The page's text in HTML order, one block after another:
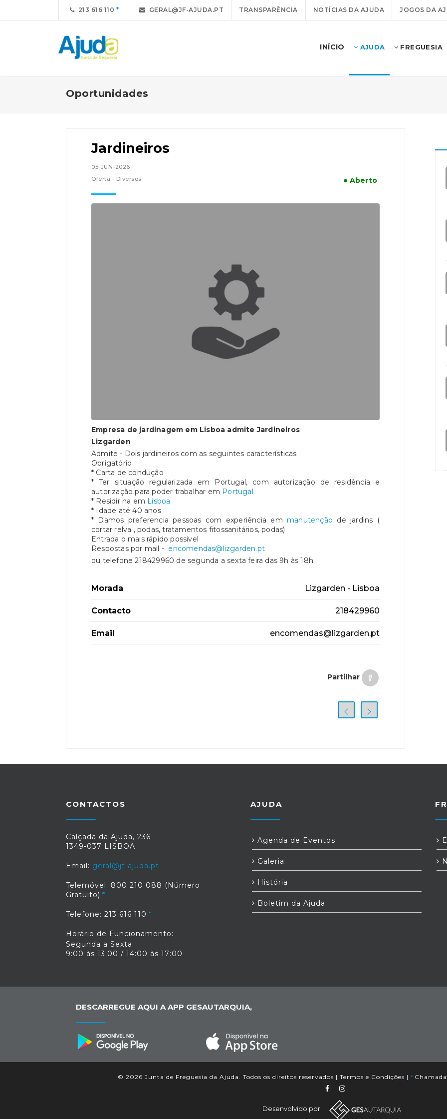
213 616 110 GERAL@JF-AJUDA.PT TRANSPARÊNCIA NOTÍCIAS DA AJUDA JOGOS DA
INÍCIO AJUDA FREGUESIA
Oportunidades
Jardineiros
05-JUN-2026
Oferta - Diversos
● Aberto
Empresa de jardinagem em Lisboa admite Jardineiros
Lizgarden
Admite - Dois jardineiros com as seguintes características
Obrigatório
* Carta de condução
* Ter situação regularizada em Portugal, com autorização de residência e
autorização para poder trabalhar em Portugal
* Residir na em Lisboa
* Idade até 40 anos
* Damos preferencia pessoas com experiência emmanutenção de jardins (
cortar relva , podas, tratamentos fitossanitários, podas)
Entrada o mais rápido possivel
Respostas por mail - encomendas@lizgarden.pt
ou telefone 218429960 de segunda a sexta feira das 9h às 18h .
Morada Lizgarden - Lisboa
Contacto 218429960
Email encomendas@lizgarden.pt
Partilhar
CONTACTOS
Calçada da Ajuda, 236
1349-037 LISBOA
Email: geral@jf-ajuda.pt
Telemóvel: 800 210 088 (Número
Gratuito)
Telefone: 213 616 110
Horário de Funcionamento:
Segunda a Sexta:
9:00 às 13:00 / 14:00 às 17:00
AJUDA
Agenda de Eventos
Galeria
História
Boletim da Ajuda
DESCARREGUE AQUI A APP GESAUTARQUIA,
© 2026 Junta de Freguesia da Ajuda. Todos os direitos reservados | Termos e Condições | *
Desenvolvido por: